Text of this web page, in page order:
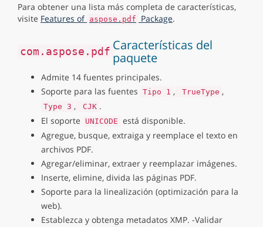
Para obtener una lista más completa de características,
visite Features of aspose.pdf Package.
com.aspose.pdf Características del
paquete
Admite 14 fuentes principales.
Soporte para las fuentes Tipo 1 , TrueType ,
Type 3 , CJK .
El soporte
UNICODE está disponible.
Agregue, busque, extraiga y reemplace el texto en
archivos PDF.
Agregar/eliminar, extraer y reemplazar imágenes.
Inserte, elimine, divida las páginas PDF.
Soporte para la linealización (optimización para la
web).
Establezca y obtenga metadatos XMP. -Validar